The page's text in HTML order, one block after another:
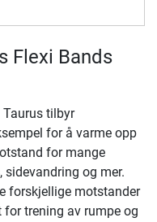
Flexi Bands
Taurus tilbyr
for å varme opp
for mange
sidevandring og mer.
forskjellige motstander
trening av rumpe og